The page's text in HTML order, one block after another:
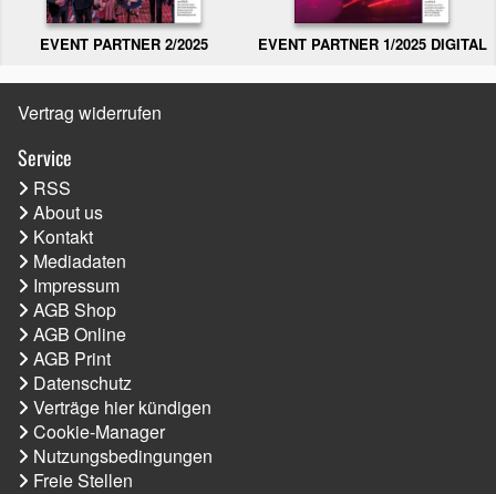
EVENT PARTNER 2/2025 EVENT PARTNER 1/2025 DIGITAL
Vertrag widerrufen
Service
RSS
About us
Kontakt
Mediadaten
Impressum
AGB Shop
AGB Online
AGB Print
Datenschutz
Verträge hier kündigen
Cookie-Manager
Nutzungsbedingungen
Freie Stellen